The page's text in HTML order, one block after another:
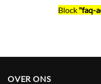
Block "faq-
OVER ONS